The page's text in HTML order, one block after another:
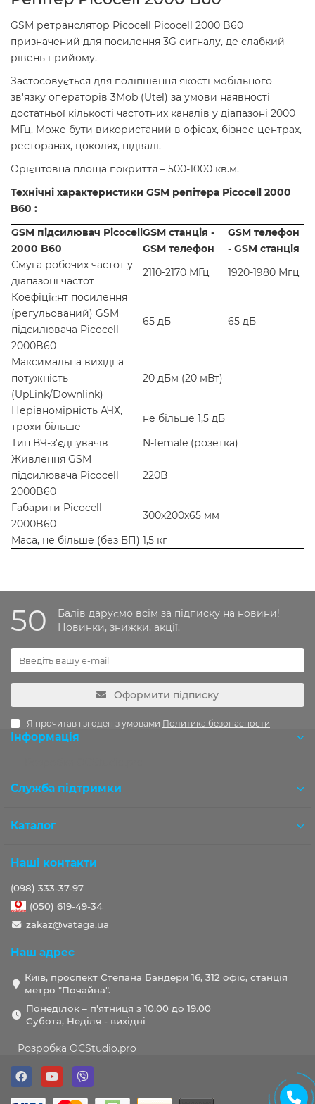
GSM ретранслятор Picocell Picocell 2000 B60
призначений для посилення 3G сигналу, де слабкий
рівень прийому.
Застосовується для поліпшення якості мобільного
зв'язку операторів 3Mob (Utel) за умови наявності
достатньої кількості частотних каналів у діапазоні 2000
МГц. Може бути використаний в офісах, бізнес-центрах,
ресторанах, цоколях, підвалі.
Орієнтовна площа покриття – 500-1000 кв.м.
Технічні характеристики GSM репітера Picocell 2000
B60 :
GSM підсилювач Picocell
2000 B60
GSM станція -
GSM телефон
GSM телефон
- GSM станція
Смуга робочих частот у
діапазоні частот
2110-2170 МГц
1920-1980 Мгц
Коефіцієнт посилення
(регульований) GSM
підсилювача Picocell
2000B60
65 дБ 65 дБ
Максимальна вихідна
потужність
(UpLink/Downlink)
20 дБм (20 мВт)
Нерівномірність АЧХ,
трохи більше
не більше 1,5 дБ
Тип ВЧ-з'єднувачів
N-female (розетка)
Живлення GSM
підсилювача Picocell
2000B60
220В
Габарити Picocell
2000B60
300х200х65 мм
Маса, не більше (без БП) 1,5 кг
50
Балів даруємо всім за підписку на новини!
Новинки, знижки, акції.
Оформити підписку
Я прочитав і згоден з умовами Политика безопасности
Інформація
Служба підтримки
Каталог
Наші контакти
(098) 333-37-97
(050) 619-49-34
zakaz@vataga.ua
Наш адрес
Київ, проспект Степана Бандери 16, 312 офіс, станція
метро "Почайна".
Понеділок – п'ятниця з 10.00 до 19.00
Субота, Неділя - вихідні
Розробка OCStudio.pro